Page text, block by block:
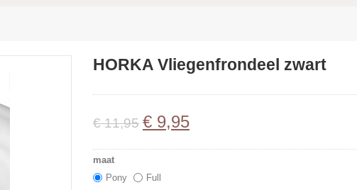
HORKA Vliegenfrondeel zwart
€ 11,95 € 9,95
maat
Pony
Full